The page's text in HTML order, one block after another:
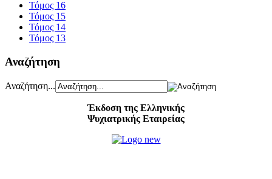
Τόμος 16
Τόμος 15
Τόμος 14
Τόμος 13
Αναζήτηση
Αναζήτηση...
Έκδοση της Ελληνικής
Ψυχιατρικής Εταιρείας